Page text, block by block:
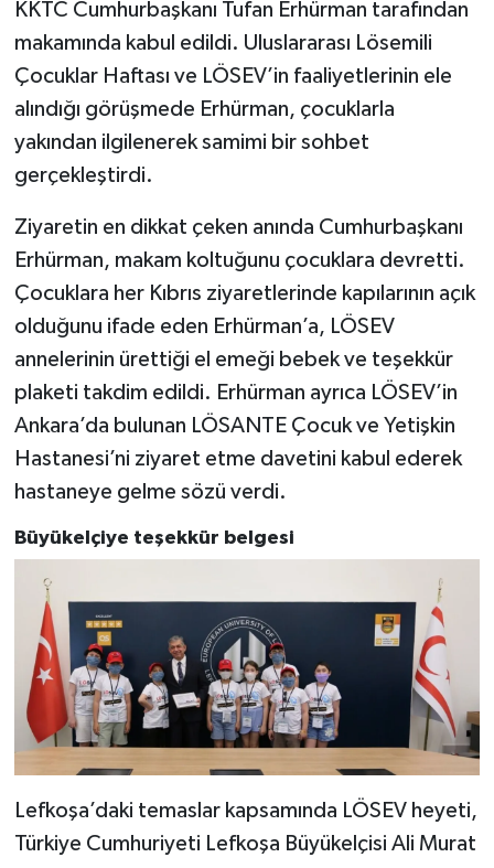
KKTC Cumhurbaşkanı Tufan Erhürman tarafından
makamında kabul edildi. Uluslararası Lösemili
Çocuklar Haftası ve LÖSEV’in faaliyetlerinin ele
alındığı görüşmede Erhürman, çocuklarla
yakından ilgilenerek samimi bir sohbet
gerçekleştirdi.
Ziyaretin en dikkat çeken anında Cumhurbaşkanı
Erhürman, makam koltuğunu çocuklara devretti.
Çocuklara her Kıbrıs ziyaretlerinde kapılarının açık
olduğunu ifade eden Erhürman’a, LÖSEV
annelerinin ürettiği el emeği bebek ve teşekkür
plaketi takdim edildi. Erhürman ayrıca LÖSEV’in
Ankara’da bulunan LÖSANTE Çocuk ve Yetişkin
Hastanesi’ni ziyaret etme davetini kabul ederek
hastaneye gelme sözü verdi.
Büyükelçiye teşekkür belgesi
Lefkoşa’daki temaslar kapsamında LÖSEV heyeti,
Türkiye Cumhuriyeti Lefkoşa Büyükelçisi Ali Murat